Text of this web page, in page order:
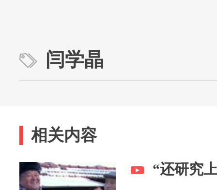
闫学晶
相关内容
“还研究